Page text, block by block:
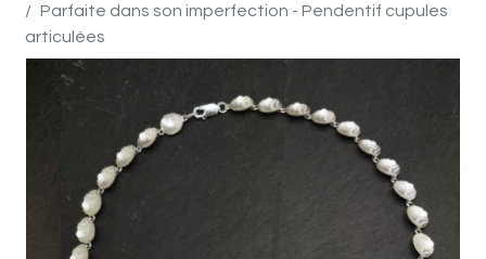
Parfaite dans son imperfection - Pendentif cupules
articulées